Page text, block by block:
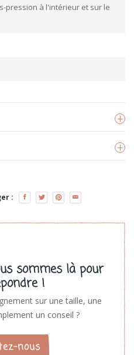
pression à l'intérieur et sur le
produits
:
sommes là pour
!
sur une taille, une
un conseil ?
nous